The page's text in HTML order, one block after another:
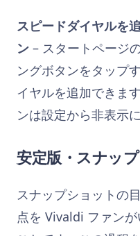
スピードダイヤルを
ン – スタートページ
ングボタンをタップ
イヤルを追加できま
ンは設定から非表示
安定版・スナッ
スナップショットの
点を Vivaldi ファン